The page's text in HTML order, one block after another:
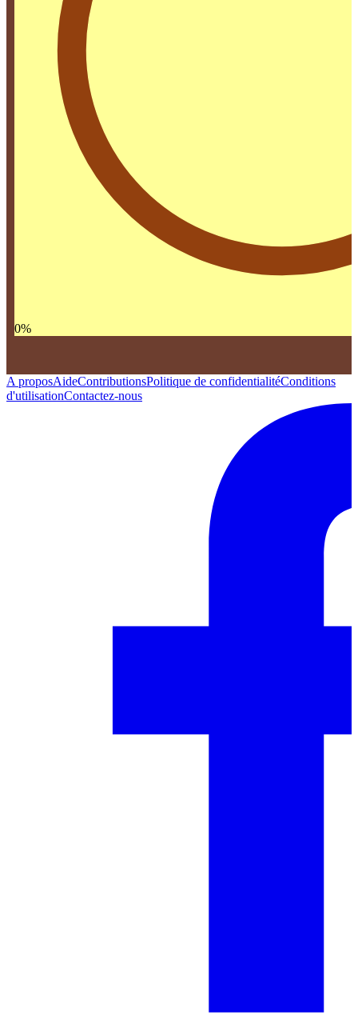
0%
A proposAideContributionsPolitique de confidentialitéConditions
d'utilisationContactez-nous